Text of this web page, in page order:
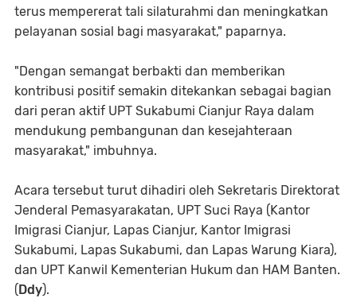
terus mempererat tali silaturahmi dan meningkatkan
pelayanan sosial bagi masyarakat," paparnya.
"Dengan semangat berbakti dan memberikan
kontribusi positif semakin ditekankan sebagai bagian
dari peran aktif UPT Sukabumi Cianjur Raya dalam
mendukung pembangunan dan kesejahteraan
masyarakat," imbuhnya.
Acara tersebut turut dihadiri oleh Sekretaris Direktorat
Jenderal Pemasyarakatan, UPT Suci Raya (Kantor
Imigrasi Cianjur, Lapas Cianjur, Kantor Imigrasi
Sukabumi, Lapas Sukabumi, dan Lapas Warung Kiara),
dan UPT Kanwil Kementerian Hukum dan HAM Banten.
(Ddy).